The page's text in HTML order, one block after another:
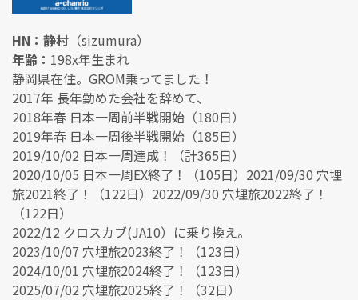
HN：静村 （sizumura）
年齢： 198x年生まれ
静岡県在住。GROM乗ってました！
2017年 長年勤めた会社を辞めて、
2018年春 日本一周前半戦開始（180日）
2019年春 日本一周後半戦開始（185日）
2019/10/02 日本一周達成！（計365日）
2020/10/05 日本一周EX終了！（105日）2021/09/30 穴埋
旅2021終了！（122日）2022/09/30 穴埋旅2022終了！
（122日）
2022/12 クロスカブ(JA10）に乗り換え。
2023/10/07 穴埋旅2023終了！（123日）
2024/10/01 穴埋旅2024終了！（123日）
2025/07/02 穴埋旅2025終了！（32日）